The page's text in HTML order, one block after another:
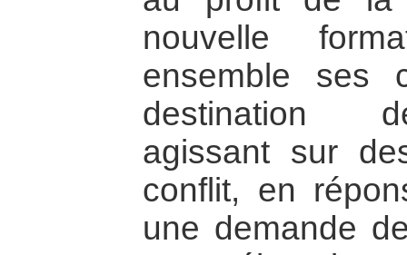
nouvelle
ensemble ses
destination
agissant sur
conflit, en
une demande